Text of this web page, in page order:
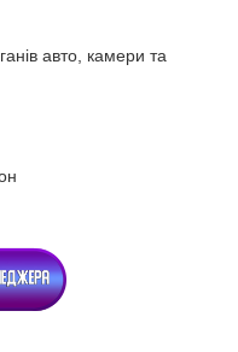
авто, камери та